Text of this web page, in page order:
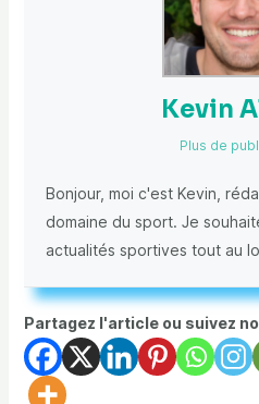
Kevin
Plus de
Bonjour, moi c'est Kevin,
domaine du sport. Je
actualités sportives tout au
Partagez l'article ou suivez